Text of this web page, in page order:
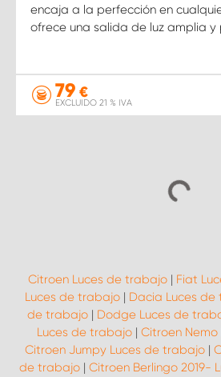
encaja a la perfección en
ofrece una salida de luz amplia y
79 €
EXCLUIDO 21 % IVA
Citroen Luces de trabajo | Fiat
Luces de trabajo | Dacia Luces
de trabajo| Dodge Luces de
Luces de trabajo | Citroen
Citroen Jumpy Luces de trabajo|
de trabajo| Citroen Berlingo 2019-